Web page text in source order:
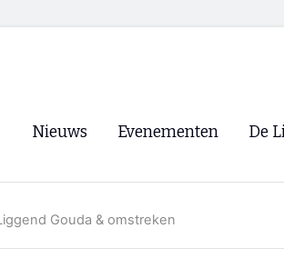
Nieuws Evenementen
WK Ligfietsen 2026
De
Gouda & omstreken